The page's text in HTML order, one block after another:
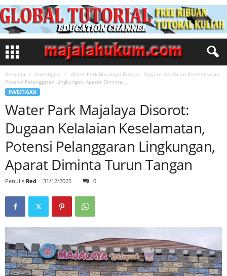
Beranda Investigasi
Water Park Majalaya Disorot: Dugaan Kelalaian Keselamatan,
Potensi Pelanggaran Lingkungan, Aparat Diminta...
INVESTIGASI
Water Park Majalaya Disorot:
Dugaan Kelalaian Keselamatan,
Potensi Pelanggaran Lingkungan,
Aparat Diminta Turun Tangan
Penulis Red - 31/12/2025 0